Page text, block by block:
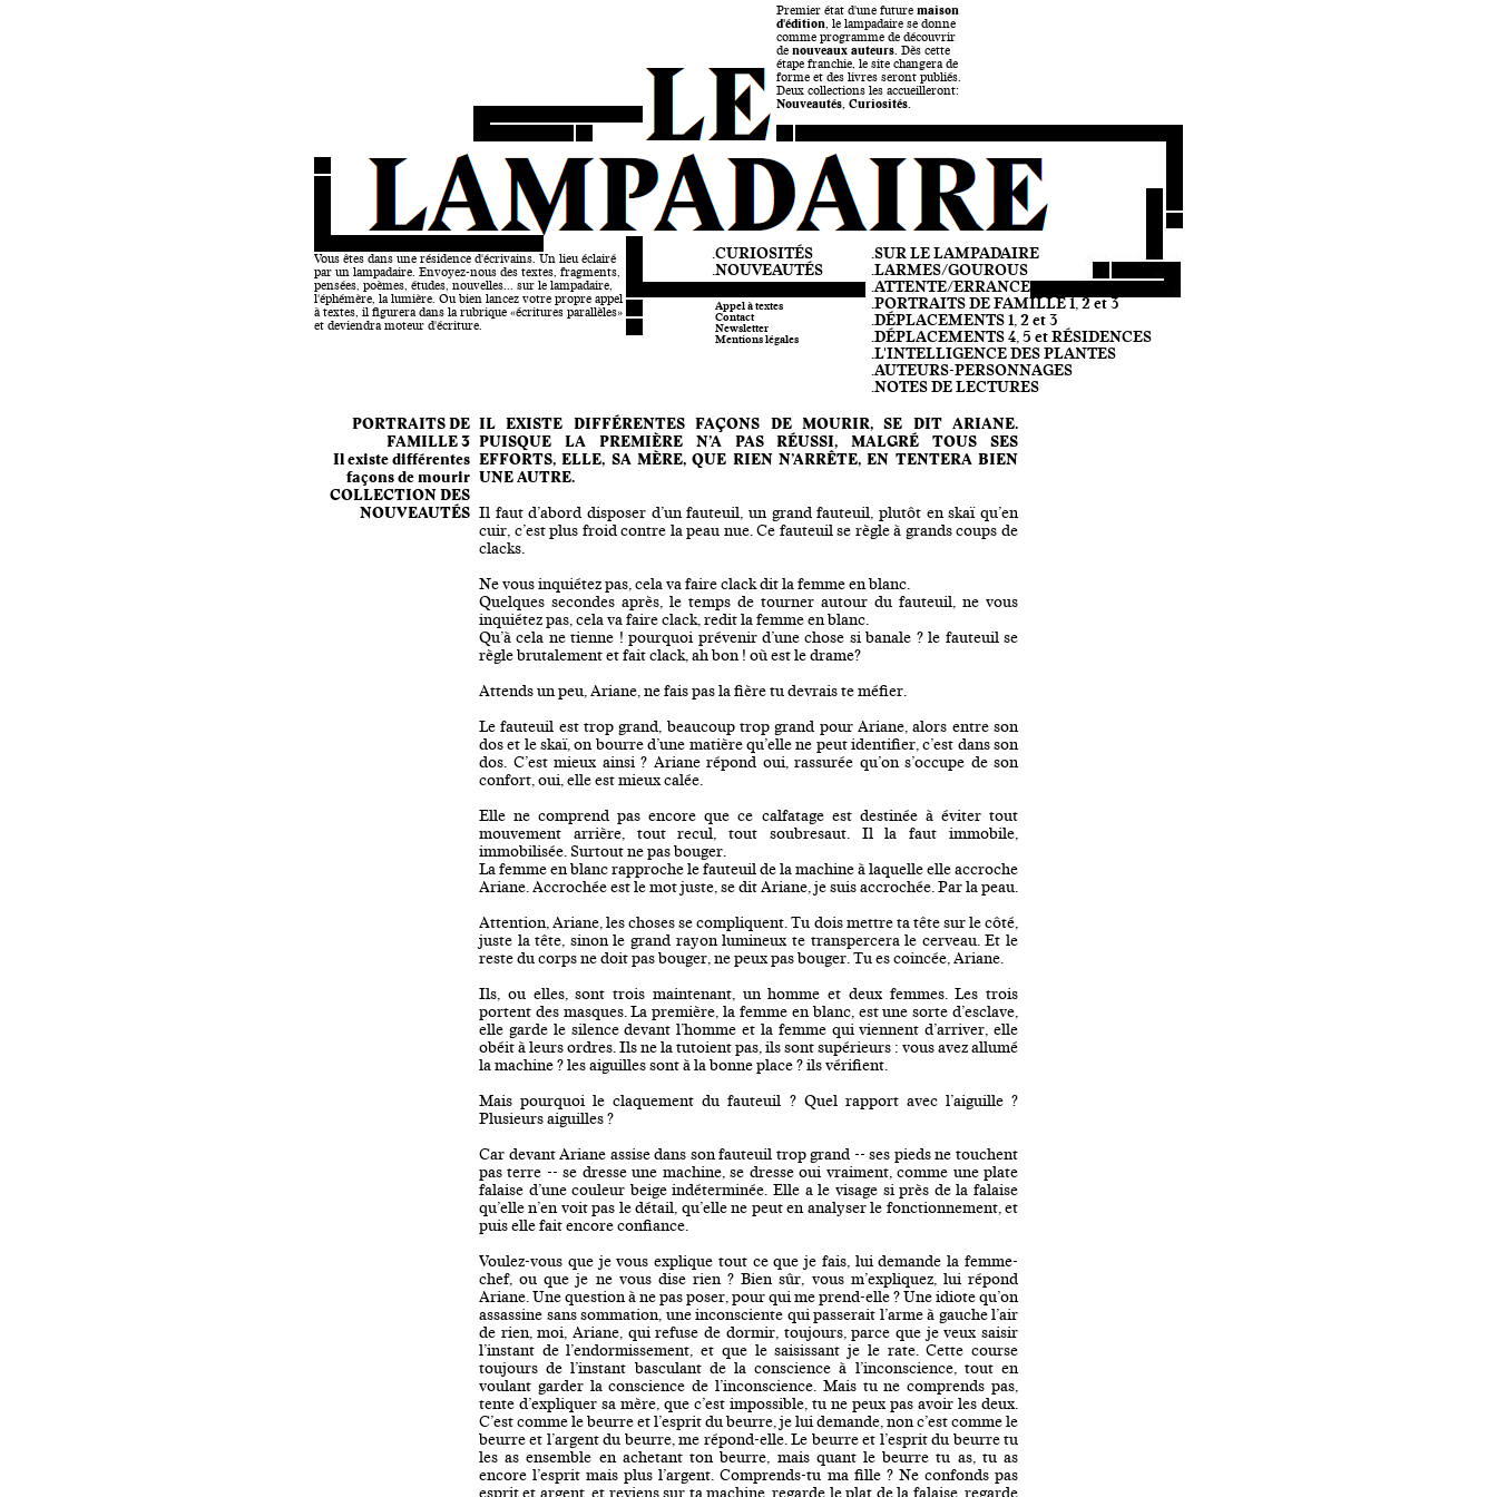
Premier état d'une future maison
d'édition, le lampadaire se donne
comme programme de découvrir
de nouveaux auteurs. Dès cette
étape franchie, le site changera de
forme et des livres seront publiés.
Deux collections les accueilleront:
Nouveautés, Curiosités.
Vous êtes dans une résidence d'écrivains. Un lieu éclairé
par un lampadaire. Envoyez-nous des textes, fragments,
pensées, poèmes, études, nouvelles... sur le lampadaire,
l'éphémère, la lumière. Ou bien lancez votre propre appel
à textes, il figurera dans la rubrique «écritures parallèles»
et deviendra moteur d'écriture.
.CURIOSITÉS
.NOUVEAUTÉS
Appel à textes
Contact
Newsletter
Mentions légales
.SUR LE LAMPADAIRE
.LARMES/GOUROUS
.ATTENTE/ERRANCE
.PORTRAITS DE FAMILLE 1, 2 et 3
.DÉPLACEMENTS 1, 2 et 3
.DÉPLACEMENTS 4, 5 et RÉSIDENCES
.L'INTELLIGENCE DES PLANTES
.AUTEURS-PERSONNAGES
.NOTES DE LECTURES
PORTRAITS DE
FAMILLE 3
Il existe différentes
façons de mourir
COLLECTION DES
NOUVEAUTÉS
IL EXISTE DIFFÉRENTES FAÇONS DE MOURIR, SE DIT ARIANE.
PUISQUE LA PREMIÈRE N’A PAS RÉUSSI, MALGRÉ TOUS SES
EFFORTS, ELLE, SA MÈRE, QUE RIEN N’ARRÊTE, EN TENTERA BIEN
UNE AUTRE.
Il faut d’abord disposer d’un fauteuil, un grand fauteuil, plutôt en skaï qu’en
cuir, c’est plus froid contre la peau nue. Ce fauteuil se règle à grands coups de
clacks.
Ne vous inquiétez pas, cela va faire clack dit la femme en blanc.
Quelques secondes après, le temps de tourner autour du fauteuil, ne vous
inquiétez pas, cela va faire clack, redit la femme en blanc.
Qu’à cela ne tienne ! pourquoi prévenir d’une chose si banale ? le fauteuil se
règle brutalement et fait clack, ah bon ! où est le drame?
Attends un peu, Ariane, ne fais pas la fière tu devrais te méfier.
Le fauteuil est trop grand, beaucoup trop grand pour Ariane, alors entre son
dos et le skaï, on bourre d’une matière qu’elle ne peut identifier, c’est dans son
dos. C’est mieux ainsi ? Ariane répond oui, rassurée qu’on s’occupe de son
confort, oui, elle est mieux calée.
Elle ne comprend pas encore que ce calfatage est destinée à éviter tout
mouvement arrière, tout recul, tout soubresaut. Il la faut immobile,
immobilisée. Surtout ne pas bouger.
La femme en blanc rapproche le fauteuil de la machine à laquelle elle accroche
Ariane. Accrochée est le mot juste, se dit Ariane, je suis accrochée. Par la peau.
Attention, Ariane, les choses se compliquent. Tu dois mettre ta tête sur le côté,
juste la tête, sinon le grand rayon lumineux te transpercera le cerveau. Et le
reste du corps ne doit pas bouger, ne peux pas bouger. Tu es coincée, Ariane.
Ils, ou elles, sont trois maintenant, un homme et deux femmes. Les trois
portent des masques. La première, la femme en blanc, est une sorte d’esclave,
elle garde le silence devant l’homme et la femme qui viennent d’arriver, elle
obéit à leurs ordres. Ils ne la tutoient pas, ils sont supérieurs : vous avez allumé
la machine ? les aiguilles sont à la bonne place ? ils vérifient.
Mais pourquoi le claquement du fauteuil ? Quel rapport avec l’aiguille ?
Plusieurs aiguilles ?
Car devant Ariane assise dans son fauteuil trop grand -- ses pieds ne touchent
pas terre -- se dresse une machine, se dresse oui vraiment, comme une plate
falaise d’une couleur beige indéterminée. Elle a le visage si près de la falaise
qu’elle n’en voit pas le détail, qu’elle ne peut en analyser le fonctionnement, et
puis elle fait encore confiance.
Voulez-vous que je vous explique tout ce que je fais, lui demande la femme-
chef, ou que je ne vous dise rien ? Bien sûr, vous m’expliquez, lui répond
Ariane. Une question à ne pas poser, pour qui me prend-elle ? Une idiote qu’on
assassine sans sommation, une inconsciente qui passerait l’arme à gauche l’air
de rien, moi, Ariane, qui refuse de dormir, toujours, parce que je veux saisir
l’instant de l’endormissement, et que le saisissant je le rate. Cette course
toujours de l’instant basculant de la conscience à l’inconscience, tout en
voulant garder la conscience de l’inconscience. Mais tu ne comprends pas,
tente d’expliquer sa mère, que c’est impossible, tu ne peux pas avoir les deux.
C’est comme le beurre et l’esprit du beurre, je lui demande, non c’est comme le
beurre et l’argent du beurre, me répond-elle. Le beurre et l’esprit du beurre tu
les as ensemble en achetant ton beurre, mais quant le beurre tu as, tu as
encore l’esprit mais plus l’argent. Comprends-tu ma fille ? Ne confonds pas